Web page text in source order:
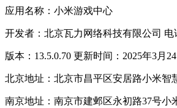
应用名称：小米游戏中心
开发者：北京瓦力网络科技有限公司 电
版本：13.5.0.70 更新时间：2025年3月24
北京地址：北京市昌平区安居路小米智
南京地址：南京市建邺区永初路37号小